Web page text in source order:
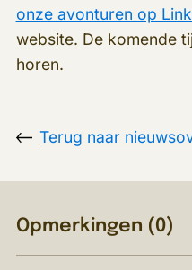
onze avonturen op
website. De komende
horen.
Terug naar
Opmerkingen (0)